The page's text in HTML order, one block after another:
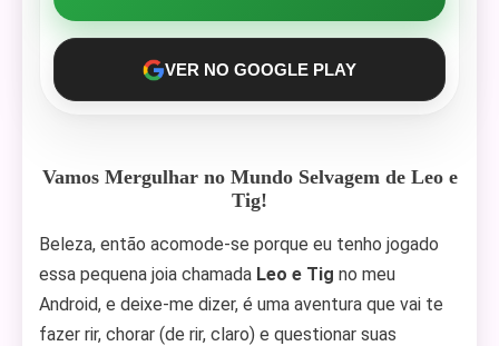
VER NO GOOGLE PLAY
Vamos Mergulhar no Mundo Selvagem de Leo e
Tig!
Beleza, então acomode-se porque eu tenho jogado
essa pequena joia chamada Leo e Tig no meu
Android, e deixe-me dizer, é uma aventura que vai te
fazer rir, chorar (de rir, claro) e questionar suas